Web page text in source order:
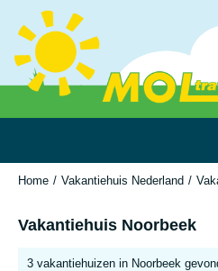
Home Vakantiehuis Nederland
Vakantiehuis Noorbeek
3 vakantiehuizen in Noorbeek